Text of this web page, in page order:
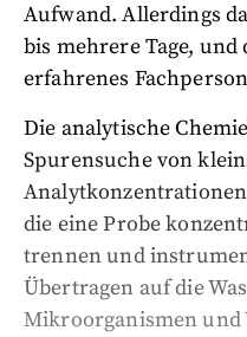
Aufwand. Allerdings
bis mehrere Tage,
erfahrenes
Die analytische
Spurensuche von
die eine Probe
trennen und
Übertragen auf die
Mikroorganismen und